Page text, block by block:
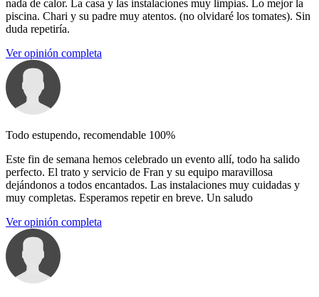
nada de calor. La casa y las instalaciones muy limpias. Lo mejor la
piscina. Chari y su padre muy atentos. (no olvidaré los tomates). Sin
duda repetiría.
Ver opinión completa
Todo estupendo, recomendable 100%
Este fin de semana hemos celebrado un evento allí, todo ha salido
perfecto. El trato y servicio de Fran y su equipo maravillosa
dejándonos a todos encantados. Las instalaciones muy cuidadas y
muy completas. Esperamos repetir en breve. Un saludo
Ver opinión completa